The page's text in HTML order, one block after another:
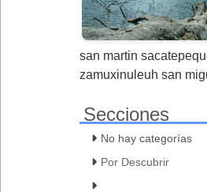
san martin
zamuxinuleuh san
Secciones
No hay categorías
Por Descubrir